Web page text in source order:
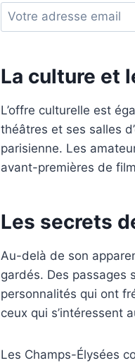
A
d
e
s
s
e
e
m
La culture et
L’offre culturelle est
théâtres et ses salles
parisienne. Les
avant-premières de
Les secrets
Au-delà de son
gardés. Des passages
personnalités qui ont
ceux qui s’intéressent
Les Champs-Élysées